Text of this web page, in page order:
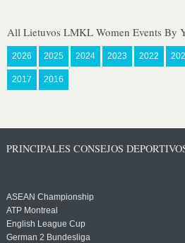
All Lietuvos LMKL Women Events By
2026 2025 2024 2023 2022
2017 2016
PRINCIPALES CONSEJOS
ASEAN Championship
ATP Montreal
English League Cup
German 2 Bundesliga